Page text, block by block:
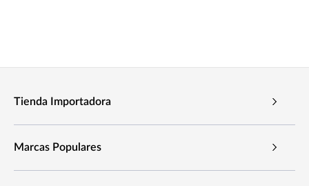
Tienda Importadora
Marcas Populares